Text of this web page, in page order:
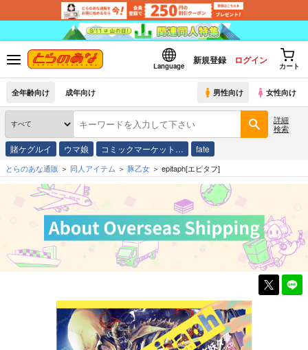
Language
新規登録 ログイン
カート
全年齢向け 成年向け 男性向け 女性向け
詳細
検索
賭ケグルイ ウマ娘 コミックマーケット… fate
とらのあな通販 同人アイテム 豚乙女 epitaph[エピタフ]